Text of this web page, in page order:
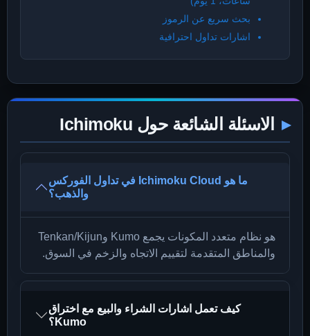
بحث سريع عن الرموز
اشارات تداول احترافية
الاسئلة الشائعة حول Ichimoku
ما هو Ichimoku Cloud في تداول الفوركس
والذهب؟
هو نظام متعدد المكونات يجمع Kumo وTenkan/Kijun
والمناطق المتقدمة لتقييم الاتجاه والزخم في السوق.
كيف تعمل اشارات الشراء والبيع مع اختراق
Kumo؟